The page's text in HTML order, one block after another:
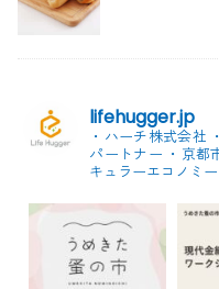
lifehugger.jp
・ハーチ株式会社
パートナー ・京都
キュラーエコノミ